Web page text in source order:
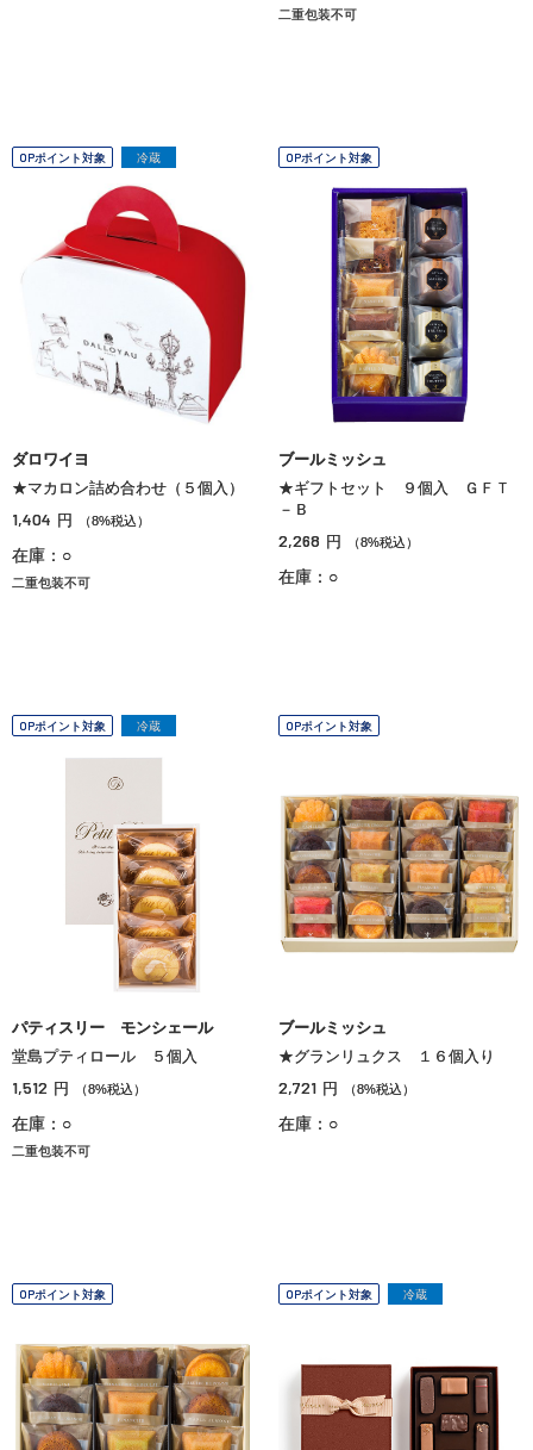
二重包装不可
OPポイント対象 冷蔵
ダロワイヨ
★マカロン詰め合わせ（５個入）
1,404 円 （8%税込）
在庫：○
二重包装不可
OPポイント対象
ブールミッシュ
★ギフトセット ９個入 ＧＦＴ
－Ｂ
2,268 円 （8%税込）
在庫：○
OPポイント対象 冷蔵
パティスリー モンシェール
堂島プティロール ５個入
1,512 円 （8%税込）
在庫：○
二重包装不可
OPポイント対象
ブールミッシュ
★グランリュクス １６個入り
2,721 円 （8%税込）
在庫：○
OPポイント対象 OPポイント対象 冷蔵